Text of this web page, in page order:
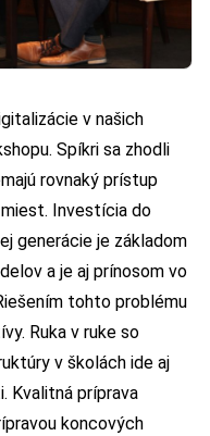
v našich
Spíkri sa zhodli
rovnaký prístup
Investícia do
generácie je základom
a je aj prínosom vo
tohto problému
Ruka v ruke so
v školách ide aj
Kvalitná príprava
koncových